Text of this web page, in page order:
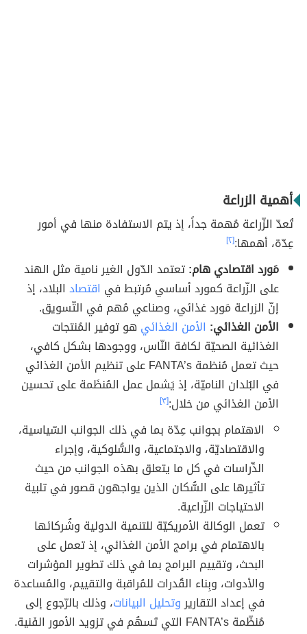
أهمية الزراعة
تُعدّ الزّراعة مُهمة جداً، إذ يتم الاستفادة منها في أمور
عِدّة، أهمها:[٢]
مَورد اقتصادي هام:تعتمد الدّول الغير نامية مثل الهند
على الزّراعة كمورد أساسي مُرتبط في اقتصادالبلاد، إذ
إنّ الزراعة مَورد غذائي، وصناعي مُهم في التّسويق.
الأمن الغذائي: الأمن الغذائي هو توفير المُنتجات
الغذائية الصحيّة لكافة النّاس، ووجودها بشكل كافي،
حيث تعمل مُنظمة FANTA’s على تنظيم الأمن الغذائي
في البُلدان الناميّة، إذ يَشمل عمل المُنظَمة على تحسين
الأمن الغذائي من خلال:[٣]
الاهتمام بجوانب عِدّة بما في ذلك الجوانب السّياسية،
والاقتصاديّة، والاجتماعية، والسُّلوكية، وإجراء
الدِّراسات في كل ما يتعلق بهذه الجوانب من حيث
تأثيرها على السُّكان الذين يواجهون قصور في تلبية
الاحتياجات الزّراعية.
تعمل الوكالة الأمريكيّة للتنمية الدولية وشُركائها
بالاهتمام في برامج الأمن الغذائي، إذ تعمل على
البحث، وتقييم البرامج بما في ذلك تطوير المؤشرات
والأدوات، وبِناء القُدرات للمُراقبة والتقييم، والمُساعدة
في إعداد التقاريروتحليل البيانات، وذلك بالرّجوع إلى
مُنظّمة FANTA’s التي تَسهُم في تزويد الأمور الفَنية.